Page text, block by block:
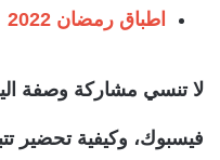
اطباق رمضان 2022
لا تنسي مشاركة وصفة
فيسبوك، وكيفية تحضير